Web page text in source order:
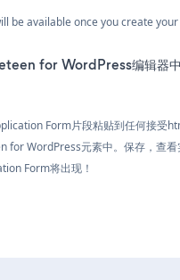
be available once you create
for WordPress编辑器
Form片段粘贴到任何接受
for WordPress元素中。保存，查看
Form将出现！